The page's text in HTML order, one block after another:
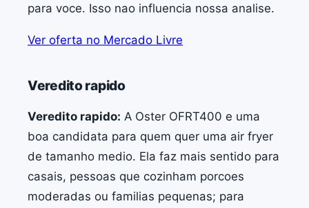
para voce. Isso nao influencia nossa analise.
Ver oferta no Mercado Livre
Veredito rapido
Veredito rapido: A Oster OFRT400 e uma
boa candidata para quem quer uma air fryer
de tamanho medio. Ela faz mais sentido para
casais, pessoas que cozinham porcoes
moderadas ou familias pequenas; para